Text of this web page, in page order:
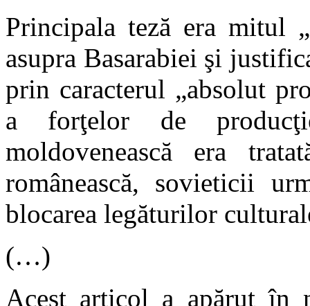
Principala teză era mitul
asupra Basarabiei şi
prin caracterul „absolut
a forţelor de
moldovenească era
românească, sovieticii
blocarea legăturilor
(…)
Acest articol a apărut în